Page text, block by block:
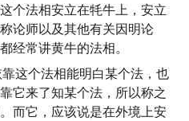
个法相安立在牦牛上，安立
论师以及其他有关因明论
经常讲黄牛的法相。
这个法相能明白某个法，也
它来了知某个法，所以称之
而它，应该说是在外境上安